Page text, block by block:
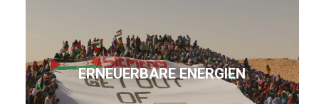
ERNEUERBARE ENERGIEN